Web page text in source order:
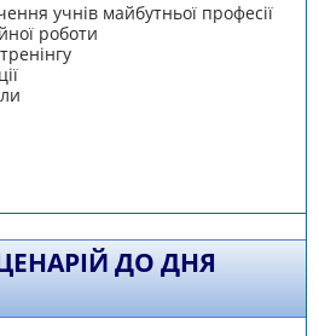
учнів майбутньої професії
роботи
«Світ професій»
ДО ДНЯ